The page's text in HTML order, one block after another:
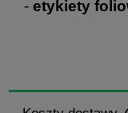
- etykiety